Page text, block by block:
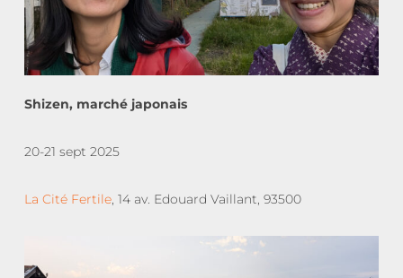
Shizen, marché japonais
20-21 sept 2025
La Cité Fertile, 14 av. Edouard Vaillant, 93500